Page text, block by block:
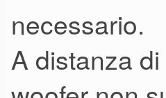
necessario.
A distanza